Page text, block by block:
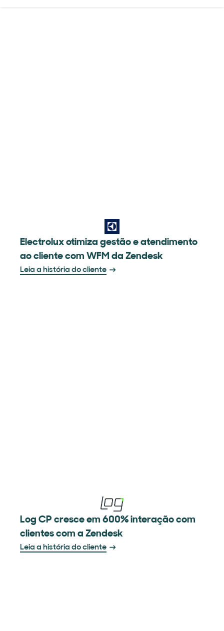
Electrolux otimiza gestão e atendimento
ao cliente com WFM da Zendesk
Leia a história do cliente
Log CP cresce em 600% interação com
clientes com a Zendesk
Leia a história do cliente